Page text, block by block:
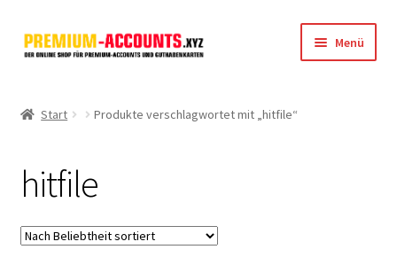
Zur
Navigation
Zum
Inhalt
Menü
FileJoker
Depositfiles
Start Produkte verschlagwortet mit „hitfile“
hitfile